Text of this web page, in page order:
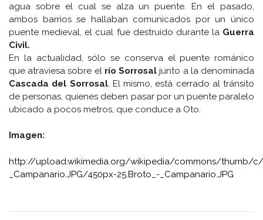
agua sobre el cual se alza un puente. En el pasado,
ambos barrios se hallaban comunicados por un único
puente medieval, el cual fue destruido durante laGuerra
Civil.
En la actualidad, sólo se conserva el puente románico
que atraviesa sobre el río Sorrosal junto a la denominada
Cascada del Sorrosal. El mismo, está cerrado al tránsito
de personas, quienes deben pasar por un puente paralelo
ubicado a pocos metros, que conduce a Oto.
Imagen:
http://upload.wikimedia.org/wikipedia/commons/thumb/
_Campanario.JPG/450px-25.Broto_-_Campanario.JPG